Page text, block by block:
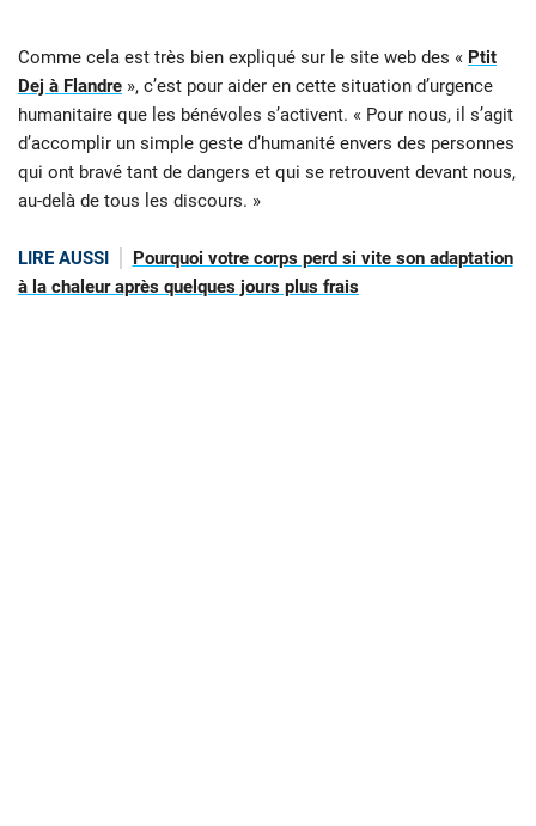
Comme cela est très bien expliqué sur le site web des « Ptit
Dej à Flandre », c’est pour aider en cette situation d’urgence
humanitaire que les bénévoles s’activent. « Pour nous, il s’agit
d’accomplir un simple geste d’humanité envers des personnes
qui ont bravé tant de dangers et qui se retrouvent devant nous,
au-delà de tous les discours. »
LIRE AUSSI
Pourquoi votre corps perd si vite son adaptation
à la chaleur après quelques jours plus frais